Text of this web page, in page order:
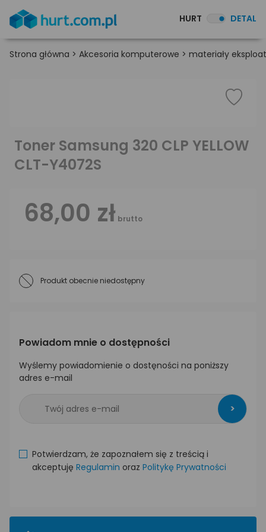
HURT DETAL
Strona główna > Akcesoria komputerowe > materiały
Toner Samsung 320 CLP YELLOW
CLT-Y4072S
68,00 zł brutto
Produkt obecnie niedostępny
Powiadom mnie o dostępności
Wyślemy powiadomienie o dostęności na poniższy
adres e-mail
>
Potwierdzam, że zapoznałem się z treścią i
akceptuję Regulamin oraz Politykę Prywatności